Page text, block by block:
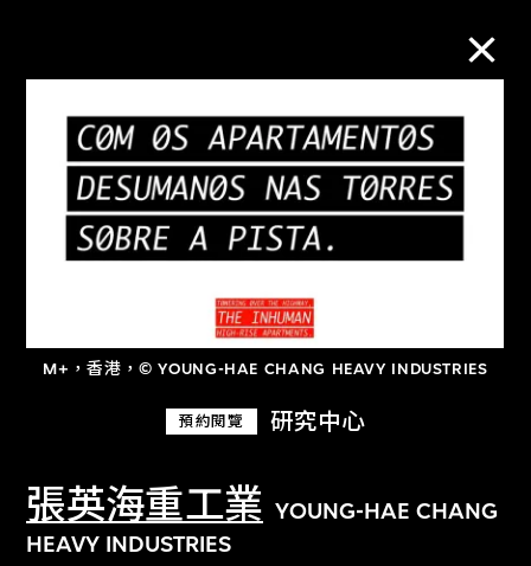
M+，香港，© YOUNG-HAE CHANG HEAVY INDUSTRIES
預約閱覽 研究中心
張英海重工業 YOUNG-HAE CHANG
HEAVY INDUSTRIES
M+藏品
進一步篩選 搜索
關於M+藏品
探索世界頂級的二十及二十一世紀視覺
文化藏品。